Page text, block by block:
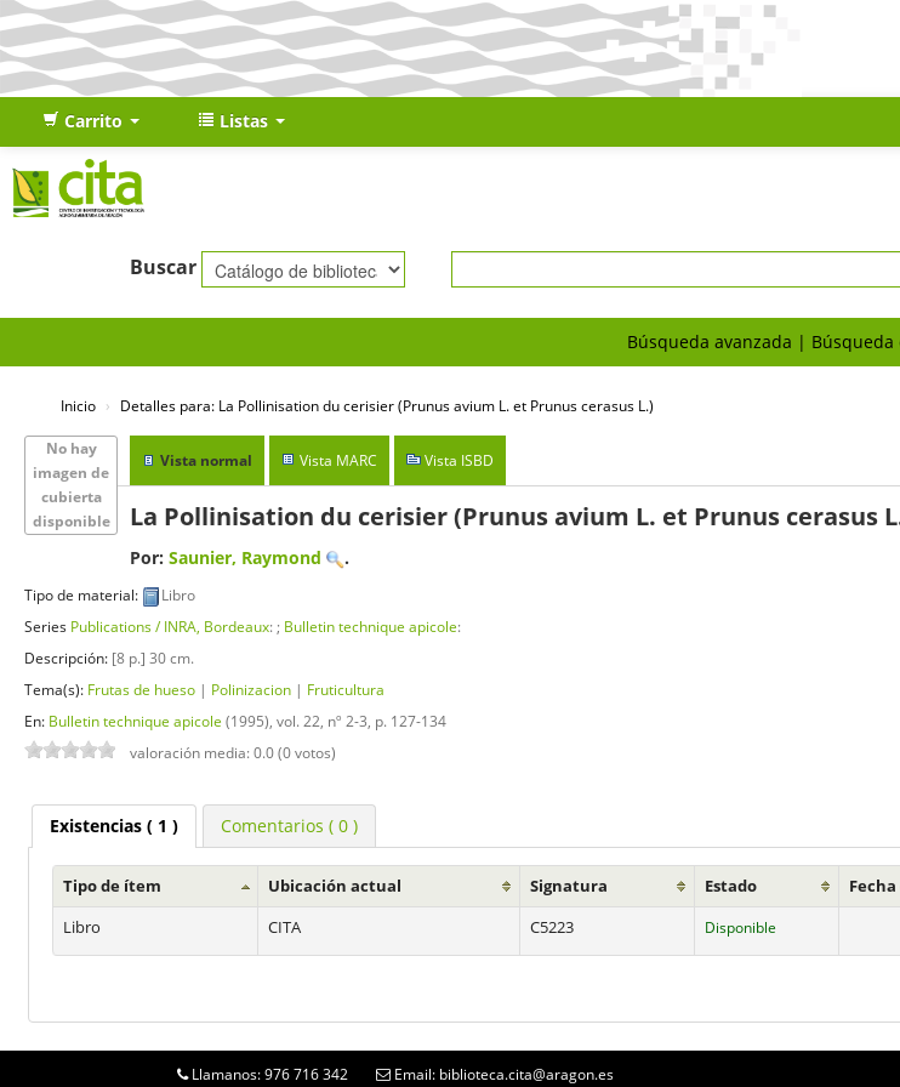
Carrito Listas
Buscar
Búsqueda avanzada
Inicio › Detalles para: La Pollinisation du cerisier (Prunus avium L. et Prunus cerasus L.)
No hay
imagen de
cubierta
disponible
Vista normal Vista MARC Vista ISBD
La Pollinisation du cerisier (Prunus avium L. et Prunus cerasus
Por: Saunier, Raymond .
Tipo de material:
Libro
Series Publications / INRA, Bordeaux: ; Bulletin technique apicole:
Descripción: [8 p.] 30 cm.
Tema(s): Frutas de hueso | Polinizacion | Fruticultura
En: Bulletin technique apicole (1995), vol. 22, nº 2-3, p. 127-134
valoración media: 0.0 (0 votos)
Existencias( 1 ) Comentarios ( 0 )
Tipo de ítem Ubicación actual Signatura Estado
Libro
CITA C5223 Disponible
Llamanos: 976 716 342 Email: biblioteca.cita@aragon.es